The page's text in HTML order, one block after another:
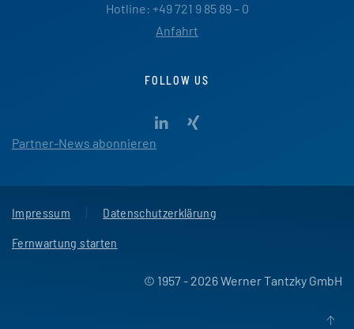
Hotline: +49 721 9 85 89 – 0
Anfahrt
FOLLOW US
Partner-News abonnieren
Impressum
Datenschutzerklärung
Fernwartung starten
© 1957 - 2026 Werner Tantzky GmbH